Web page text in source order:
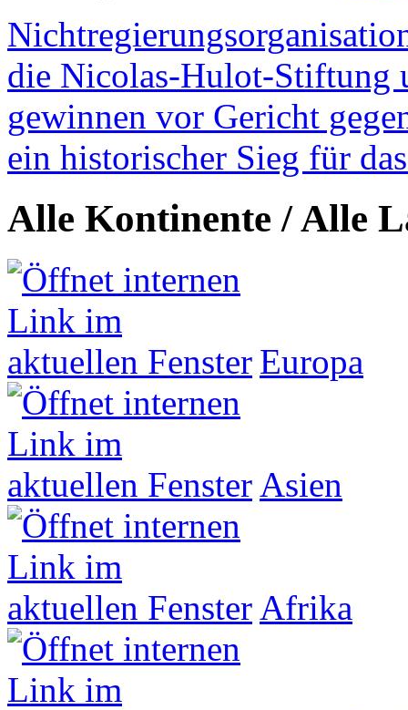
die Nicolas-Hulot-Stiftung
gewinnen vor Gericht
ein historischer Sieg für
Alle Kontinente / Alle
Europa
Asien
Afrika